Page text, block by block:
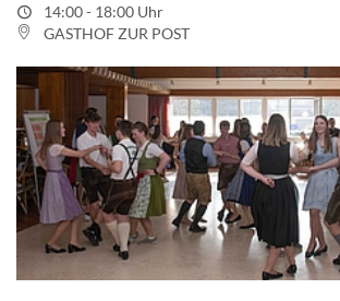
14:00 - 18:00 Uhr
GASTHOF ZUR POST